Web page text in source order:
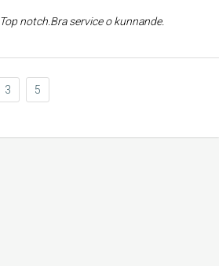
Top notch.Bra service o kunnande.
3 5